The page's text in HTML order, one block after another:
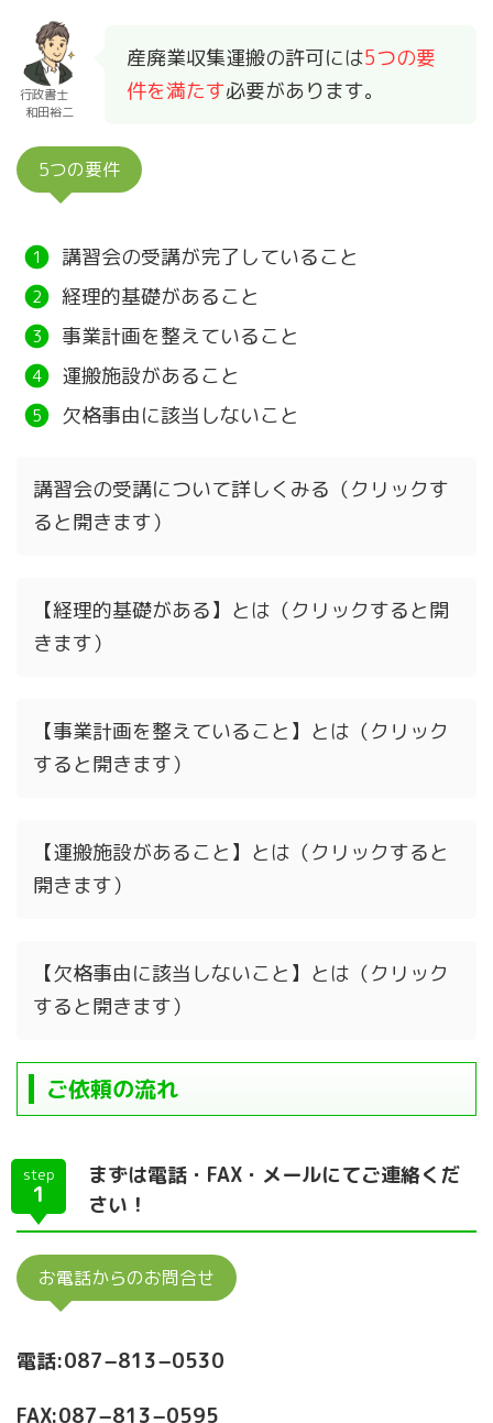
行政書士
和田裕二
産廃業収集運搬の許可には5つの要
件を満たす必要があります。
5つの要件
講習会の受講が完了していること
経理的基礎があること
事業計画を整えていること
運搬施設があること
欠格事由に該当しないこと
講習会の受講について詳しくみる（クリックす
ると開きます）
【経理的基礎がある】とは（クリックすると開
きます）
【事業計画を整えていること】とは（クリック
すると開きます）
【運搬施設があること】とは（クリックすると
開きます）
【欠格事由に該当しないこと】とは（クリック
すると開きます）
ご依頼の流れ
step
1
まずは電話・FAX・メールにてご連絡くだ
さい！
お電話からのお問合せ
電話:087−813−0530
FAX:087−813−0595